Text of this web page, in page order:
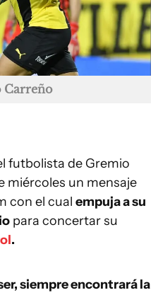
Carreño
futbolista de Gremio
miércoles un mensaje
con el cual empuja a su
para concertar su
.
siempre encontrará la